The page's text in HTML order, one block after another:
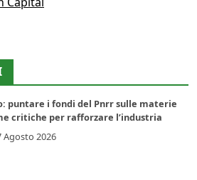
puntare i fondi del Pnrr sulle materie
critiche per rafforzare l’industria
Agosto 2026